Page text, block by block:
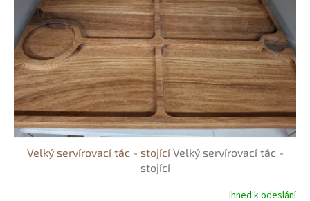
Velký servírovací tác - stojícíVelký servírovací tác -
stojící
Ihned k odeslání